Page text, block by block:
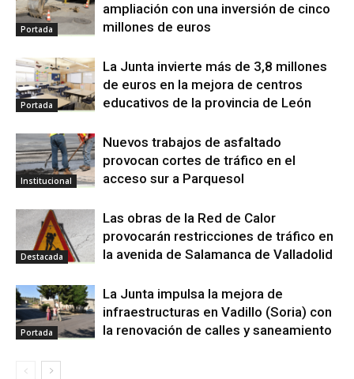
Portada
ampliación con una inversión de cinco
millones de euros
Portada
La Junta invierte más de 3,8 millones
de euros en la mejora de centros
educativos de la provincia de León
Institucional
Nuevos trabajos de asfaltado
provocan cortes de tráfico en el
acceso sur a Parquesol
Destacada
Las obras de la Red de Calor
provocarán restricciones de tráfico en
la avenida de Salamanca de Valladolid
Portada
La Junta impulsa la mejora de
infraestructuras en Vadillo (Soria) con
la renovación de calles y saneamiento